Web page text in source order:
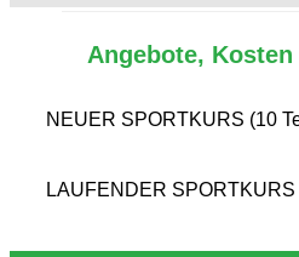
Angebote,
NEUER SPORTKURS (10
LAUFENDER SPORTKURS